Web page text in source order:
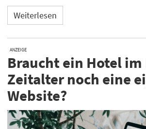
Weiterlesen
ANZEIGE
Braucht ein Hotel im
Zeitalter noch eine
Website?